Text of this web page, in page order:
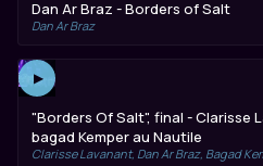
Dan Ar Braz - Borders of Salt
Dan Ar Braz
▶
"Borders Of Salt", final - Clarisse
bagad Kemper au Nautile
Clarisse Lavanant, Dan Ar Braz, Bagad